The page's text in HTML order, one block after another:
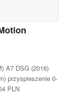
A7 DSG (2016)
przyspieszenie 0-
PLN